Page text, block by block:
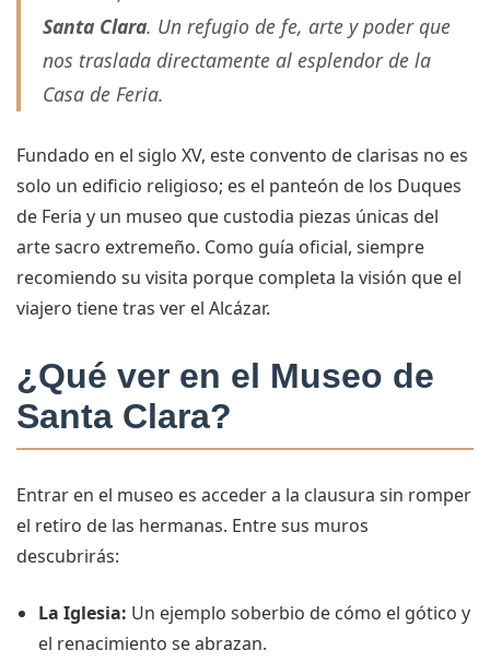
Santa Clara. Un refugio de fe, arte y poder que
nos traslada directamente al esplendor de la
Casa de Feria.
Fundado en el siglo XV, este convento de clarisas no es
solo un edificio religioso; es el panteón de los Duques
de Feria y un museo que custodia piezas únicas del
arte sacro extremeño. Como guía oficial, siempre
recomiendo su visita porque completa la visión que el
viajero tiene tras ver el Alcázar.
¿Qué ver en el Museo de
Santa Clara?
Entrar en el museo es acceder a la clausura sin romper
el retiro de las hermanas. Entre sus muros
descubrirás:
La Iglesia: Un ejemplo soberbio de cómo el gótico y
el renacimiento se abrazan.